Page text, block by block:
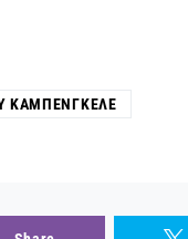
ΚΑΜΠΕΝΓΚΈΛΕ